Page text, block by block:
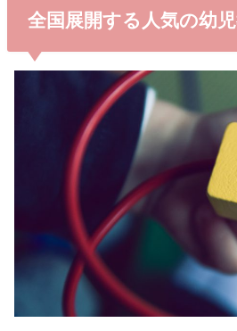
全国展開する人気の幼